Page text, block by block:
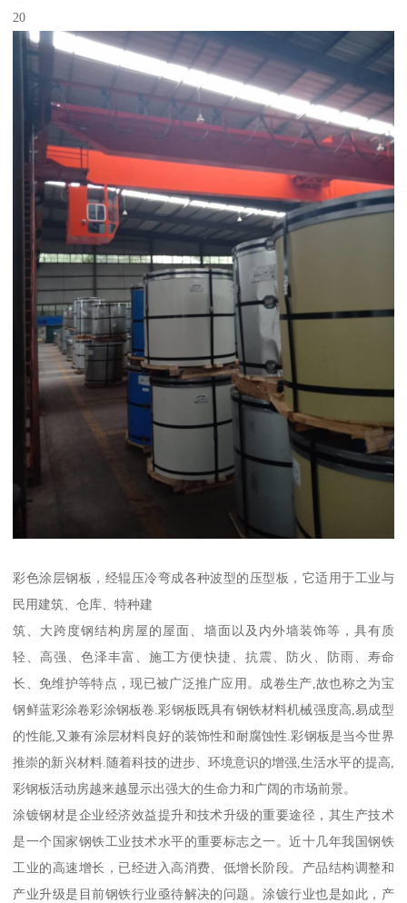
20
彩色涂层钢板，经辊压冷弯成各种波型的压型板，它适用于工业与
民用建筑、仓库、特种建
筑、大跨度钢结构房屋的屋面、墙面以及内外墙装饰等，具有质
轻、高强、色泽丰富、施工方便快捷、抗震、防火、防雨、寿命
长、免维护等特点，现已被广泛推广应用。成卷生产,故也称之为宝
钢鲜蓝彩涂卷彩涂钢板卷.彩钢板既具有钢铁材料机械强度高,易成型
的性能,又兼有涂层材料良好的装饰性和耐腐蚀性.彩钢板是当今世界
推崇的新兴材料.随着科技的进步、环境意识的增强,生活水平的提高,
彩钢板活动房越来越显示出强大的生命力和广阔的市场前景。
涂镀钢材是企业经济效益提升和技术升级的重要途径，其生产技术
是一个国家钢铁工业技术水平的重要标志之一。近十几年我国钢铁
工业的高速增长，已经进入高消费、低增长阶段。产品结构调整和
产业升级是目前钢铁行业亟待解决的问题。涂镀行业也是如此，产